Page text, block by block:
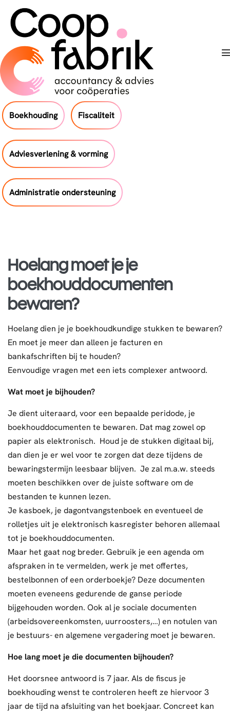
content
Boekhouding Fiscaliteit
Adviesverlening & vorming
Administratie ondersteuning
Hoelang moet je je
boekhouddocumenten
bewaren?
Hoelang dien je je boekhoudkundige stukken te bewaren?
En moet je meer dan alleen je facturen en
bankafschriften bij te houden?
Eenvoudige vragen met een iets complexer antwoord.
Wat moet je bijhouden?
Je dient uiteraard, voor een bepaalde peridode, je
boekhouddocumenten te bewaren. Dat mag zowel op
papier als elektronisch. Houd je de stukken digitaal bij,
dan dien je er wel voor te zorgen dat deze tijdens de
bewaringstermijn leesbaar blijven. Je zal m.a.w. steeds
moeten beschikken over de juiste software om de
bestanden te kunnen lezen.
Je kasboek, je dagontvangstenboek en eventueel de
rolletjes uit je elektronisch kasregister behoren allemaal
tot je boekhouddocumenten.
Maar het gaat nog breder. Gebruik je een agenda om
afspraken in te vermelden, werk je met offertes,
bestelbonnen of een orderboekje? Deze documenten
moeten eveneens gedurende de ganse periode
bijgehouden worden. Ook al je sociale documenten
(arbeidsovereenkomsten, uurroosters,…) en notulen van
je bestuurs- en algemene vergadering moet je bewaren.
Hoe lang moet je die documenten bijhouden?
Het doorsnee antwoord is 7 jaar. Als de fiscus je
boekhouding wenst te controleren heeft ze hiervoor 3
jaar de tijd na afsluiting van het boekjaar. Concreet kan